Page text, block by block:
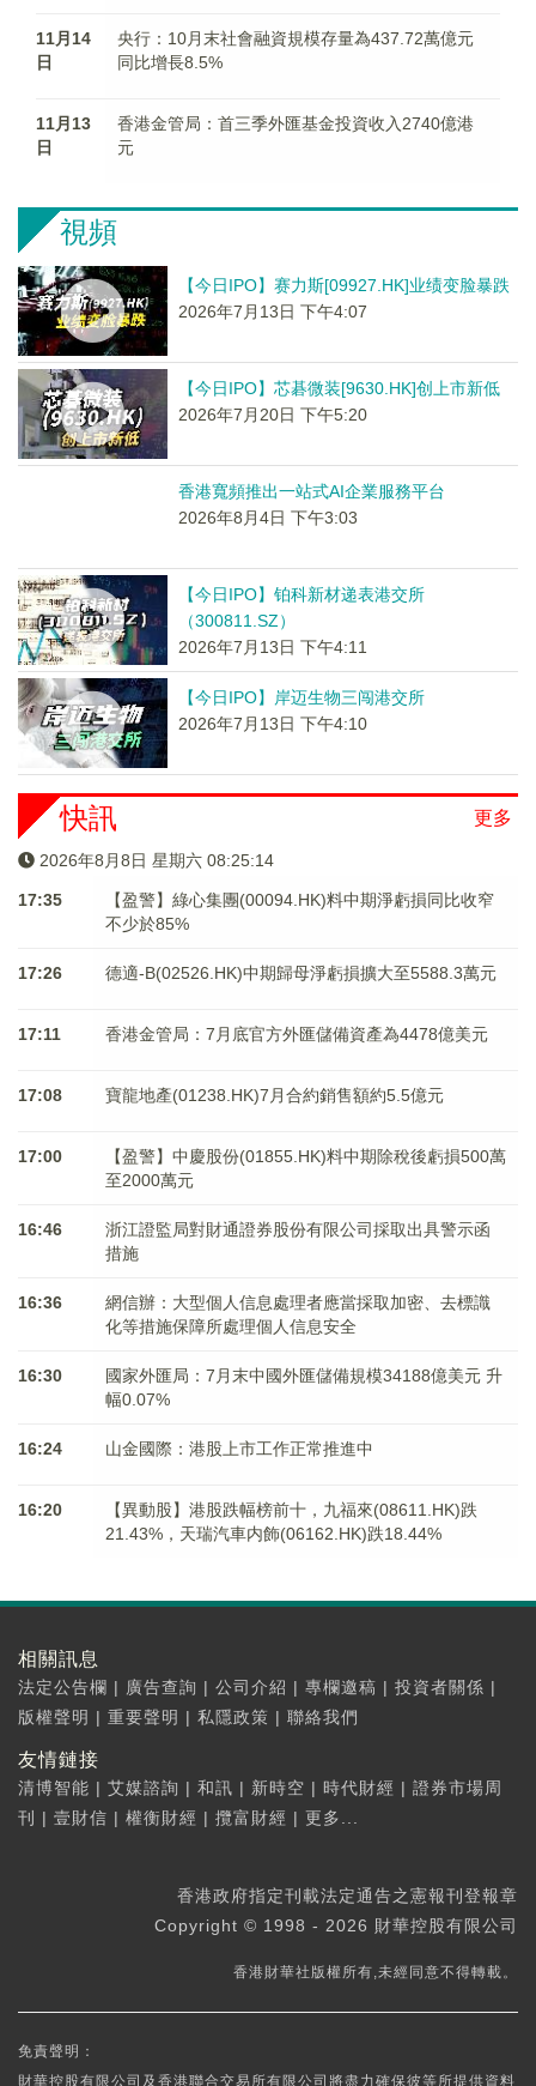
11月14
日
央行：10月末社會融資規模存量為437.72萬億元
同比增長8.5%
11月13
日
香港金管局：首三季外匯基金投資收入2740億港
元
視頻
【今日IPO】赛力斯[09927.HK]业绩变脸暴跌
2026年7月13日 下午4:07
【今日IPO】芯碁微装[9630.HK]创上市新低
2026年7月20日 下午5:20
香港寬頻推出一站式AI企業服務平台
2026年8月4日 下午3:03
【今日IPO】铂科新材递表港交所
（300811.SZ）
2026年7月13日 下午4:11
【今日IPO】岸迈生物三闯港交所
2026年7月13日 下午4:10
更多
快訊
2026年8月8日 星期六 08:25:14
17:35
【盈警】綠心集團(00094.HK)料中期淨虧損同比收窄
不少於85%
17:26 德適-B(02526.HK)中期歸母淨虧損擴大至5588.3萬元
17:11 香港金管局：7月底官方外匯儲備資產為4478億美元
17:08 寶龍地產(01238.HK)7月合約銷售額約5.5億元
17:00
【盈警】中慶股份(01855.HK)料中期除稅後虧損500萬
至2000萬元
16:46
浙江證監局對財通證券股份有限公司採取出具警示函
措施
16:36
網信辦：大型個人信息處理者應當採取加密、去標識
化等措施保障所處理個人信息安全
16:30
國家外匯局：7月末中國外匯儲備規模34188億美元 升
幅0.07%
16:24 山金國際：港股上市工作正常推進中
16:20
【異動股】港股跌幅榜前十，九福來(08611.HK)跌
21.43%，天瑞汽車内飾(06162.HK)跌18.44%
相關訊息
法定公告欄 | 廣告查詢 | 公司介紹 | 專欄邀稿 | 投資者關係 |
版權聲明 | 重要聲明 | 私隱政策 | 聯絡我們
友情鏈接
清博智能 | 艾媒諮詢 | 和訊 | 新時空 | 時代財經 | 證券市場周
刊
| 壹財信 | 權衡財經 | 攬富財經 | 更多...
香港政府指定刊載法定通告之憲報刊登報章
Copyright © 1998 - 2026 財華控股有限公司
香港財華社版權所有,未經同意不得轉載。
免責聲明：
財華控股有限公司及香港聯合交易所有限公司將盡力確保彼等所提供資料